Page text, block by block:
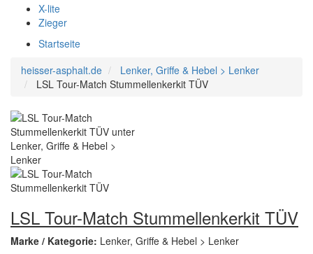
X-lite
Zieger
Startseite
heisser-asphalt.de
Lenker, Griffe & Hebel > Lenker
LSL Tour-Match Stummellenkerkit TÜV
LSL Tour-Match Stummellenkerkit TÜV
Marke / Kategorie: Lenker, Griffe & Hebel > Lenker